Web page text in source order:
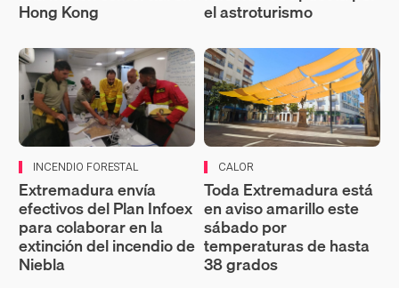
Hong Kong el astroturismo
INCENDIO FORESTAL
Extremadura envía
efectivos del Plan Infoex
para colaborar en la
extinción del incendio de
Niebla
CALOR
Toda Extremadura está
en aviso amarillo este
sábado por
temperaturas de hasta
38 grados